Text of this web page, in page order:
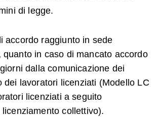
di legge.
accordo raggiunto in sede
quanto in caso di mancato accordo
dalla comunicazione dei
dei lavoratori licenziati (Modello LC
licenziati a seguito
collettivo).